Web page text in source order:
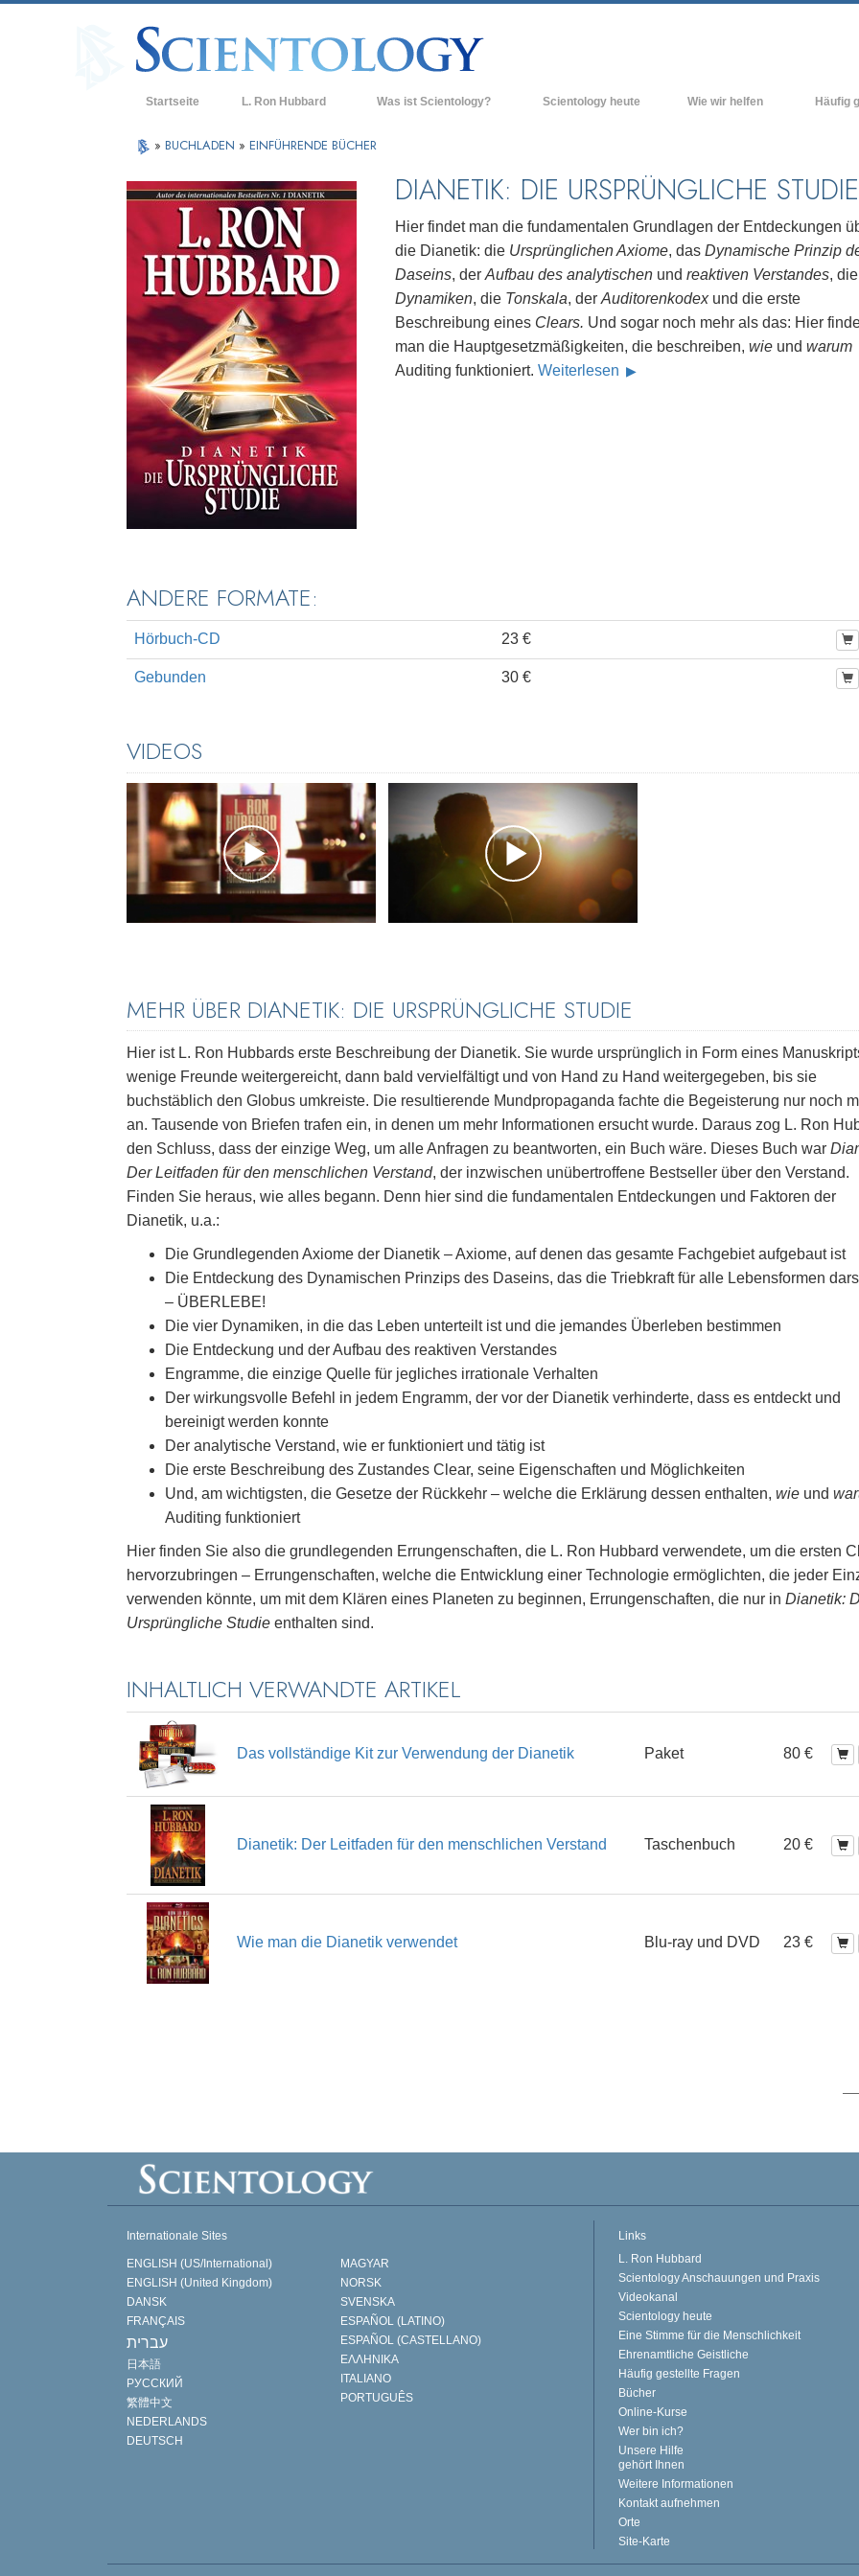
Startseite L. Ron Hubbard Was ist Scientology?
Lernen Sie einen Scientologen kennen
Innerhalb einer Scientology Kirche
Die Grundprinzipien der Scientology
Eine Einführung in die Dianetik
Scientology heute
Neue Scientology Kirchen
Flag Land Base
Freewinds
Scientology für die Welt
David Miscavige - Das kirchliche
Oberhaupt der Scientology
Wie wir helfen Häufig
Innerhalb
Die
» BUCHLADEN » EINFÜHRENDE BÜCHER
DIANETIK: DIE URSPRÜNGLICHE STUDIE
Hier findet man die fundamentalen Grundlagen der Entdeckungen
die Dianetik: die Ursprünglichen Axiome, das Dynamische Prinzip
Daseins, der Aufbau des analytischen und reaktiven Verstandes, die
Dynamiken, die Tonskala, der Auditorenkodexund die erste
Beschreibung eines Clears. Und sogar noch mehr als das: Hier
man die Hauptgesetzmäßigkeiten, die beschreiben, wie und warum
Auditing funktioniert. Weiterlesen
ANDERE FORMATE:
Hörbuch-CD 23 €
Gebunden 30 €
VIDEOS
MEHR ÜBER DIANETIK: DIE URSPRÜNGLICHE STUDIE
Hier ist L. Ron Hubbards erste Beschreibung der Dianetik. Sie wurde ursprünglich in Form eines
wenige Freunde weitergereicht, dann bald vervielfältigt und von Hand zu Hand weitergegeben, bis sie
buchstäblich den Globus umkreiste. Die resultierende Mundpropaganda fachte die Begeisterung nur noch
an. Tausende von Briefen trafen ein, in denen um mehr Informationen ersucht wurde. Daraus zog L. Ron
den Schluss, dass der einzige Weg, um alle Anfragen zu beantworten, ein Buch wäre. Dieses Buch war
Der Leitfaden für den menschlichen Verstand, der inzwischen unübertroffene Bestseller über den Verstand.
Finden Sie heraus, wie alles begann. Denn hier sind die fundamentalen Entdeckungen und Faktoren der
Dianetik, u.a.:
Die Grundlegenden Axiome der Dianetik – Axiome, auf denen das gesamte Fachgebiet aufgebaut ist
Die Entdeckung des Dynamischen Prinzips des Daseins, das die Triebkraft für alle Lebensformen
– ÜBERLEBE!
Die vier Dynamiken, in die das Leben unterteilt ist und die jemandes Überleben bestimmen
Die Entdeckung und der Aufbau des reaktiven Verstandes
Engramme, die einzige Quelle für jegliches irrationale Verhalten
Der wirkungsvolle Befehl in jedem Engramm, der vor der Dianetik verhinderte, dass es entdeckt und
bereinigt werden konnte
Der analytische Verstand, wie er funktioniert und tätig ist
Die erste Beschreibung des Zustandes Clear, seine Eigenschaften und Möglichkeiten
Und, am wichtigsten, die Gesetze der Rückkehr – welche die Erklärung dessen enthalten, wie und
Auditing funktioniert
Hier finden Sie also die grundlegenden Errungenschaften, die L. Ron Hubbard verwendete, um die ersten
hervorzubringen – Errungenschaften, welche die Entwicklung einer Technologie ermöglichten, die jeder
verwenden könnte, um mit dem Klären eines Planeten zu beginnen, Errungenschaften, die nur in Dianetik:
Ursprüngliche Studie enthalten sind.
INHALTLICH VERWANDTE ARTIKEL
Das vollständige Kit zur Verwendung der Dianetik Paket 80 €
Dianetik: Der Leitfaden für den menschlichen Verstand Taschenbuch 20 €
Wie man die Dianetik verwendet Blu-ray und DVD 23 €
Internationale Sites
ENGLISH (US/International)
ENGLISH (United Kingdom)
DANSK
FRANÇAIS
עברית
日本語
РУССКИЙ
繁體中文
NEDERLANDS
DEUTSCH
MAGYAR
NORSK
SVENSKA
ESPAÑOL (LATINO)
ESPAÑOL (CASTELLANO)
ΕΛΛΗΝΙΚA
ITALIANO
PORTUGUÊS
Links
L. Ron Hubbard
Scientology Anschauungen und Praxis
Videokanal
Scientology heute
Eine Stimme für die Menschlichkeit
Ehrenamtliche Geistliche
Häufig gestellte Fragen
Bücher
Online-Kurse
Wer bin ich?
Unsere Hilfe
gehört Ihnen
Weitere Informationen
Kontakt aufnehmen
Orte
Site-Karte